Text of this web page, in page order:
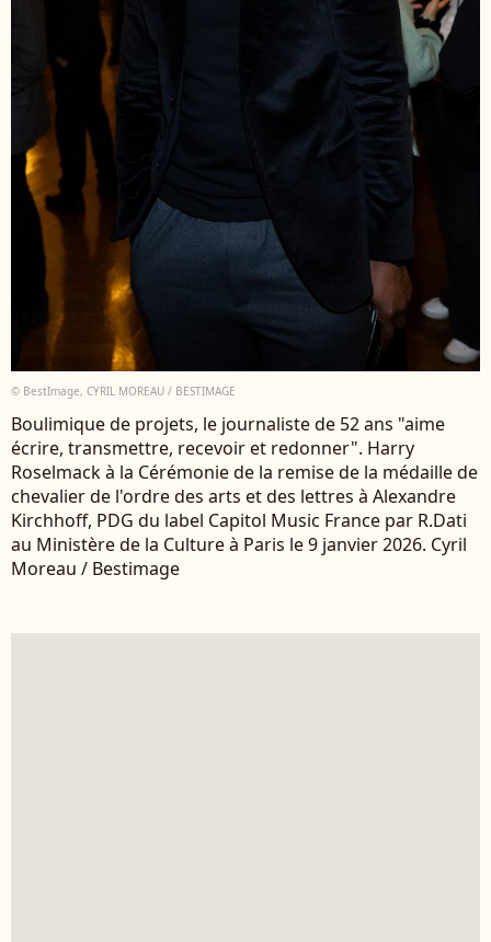
© BestImage, CYRIL MOREAU / BESTIMAGE
Boulimique de projets, le journaliste de 52 ans "aime
écrire, transmettre, recevoir et redonner". Harry
Roselmack à la Cérémonie de la remise de la médaille de
chevalier de l'ordre des arts et des lettres à Alexandre
Kirchhoff, PDG du label Capitol Music France par R.Dati
au Ministère de la Culture à Paris le 9 janvier 2026. Cyril
Moreau / Bestimage